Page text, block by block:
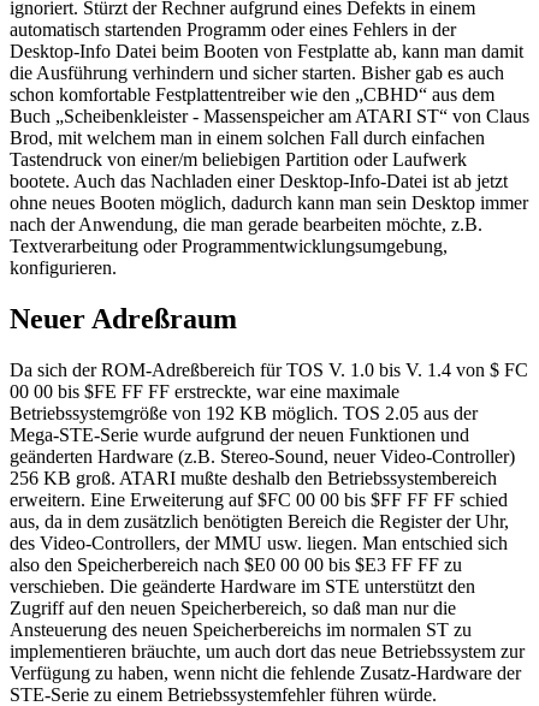
ignoriert. Stürzt der Rechner aufgrund eines Defekts in einem
automatisch startenden Programm oder eines Fehlers in der
Desktop-Info Datei beim Booten von Festplatte ab, kann man damit
die Ausführung verhindern und sicher starten. Bisher gab es auch
schon komfortable Festplattentreiber wie den „CBHD“ aus dem
Buch „Scheibenkleister - Massenspeicher am ATARI ST“ von Claus
Brod, mit welchem man in einem solchen Fall durch einfachen
Tastendruck von einer/m beliebigen Partition oder Laufwerk
bootete. Auch das Nachladen einer Desktop-Info-Datei ist ab jetzt
ohne neues Booten möglich, dadurch kann man sein Desktop immer
nach der Anwendung, die man gerade bearbeiten möchte, z.B.
Textverarbeitung oder Programmentwicklungsumgebung,
konfigurieren.
Neuer Adreßraum
Da sich der ROM-Adreßbereich für TOS V. 1.0 bis V. 1.4 von $ FC
00 00 bis $FE FF FF erstreckte, war eine maximale
Betriebssystemgröße von 192 KB möglich. TOS 2.05 aus der
Mega-STE-Serie wurde aufgrund der neuen Funktionen und
geänderten Hardware (z.B. Stereo-Sound, neuer Video-Controller)
256 KB groß. ATARI mußte deshalb den Betriebssystembereich
erweitern. Eine Erweiterung auf $FC 00 00 bis $FF FF FF schied
aus, da in dem zusätzlich benötigten Bereich die Register der Uhr,
des Video-Controllers, der MMU usw. liegen. Man entschied sich
also den Speicherbereich nach $E0 00 00 bis $E3 FF FF zu
verschieben. Die geänderte Hardware im STE unterstützt den
Zugriff auf den neuen Speicherbereich, so daß man nur die
Ansteuerung des neuen Speicherbereichs im normalen ST zu
implementieren bräuchte, um auch dort das neue Betriebssystem zur
Verfügung zu haben, wenn nicht die fehlende Zusatz-Hardware der
STE-Serie zu einem Betriebssystemfehler führen würde.